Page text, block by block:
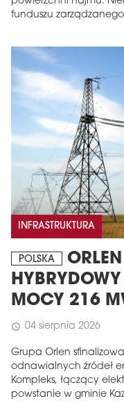
funduszu
INFRASTRUKTURA
POLSKA
MOCY 216
schedule 04 sierpnia 2026
Grupa Orlen
odnawialnych źródeł
Kompleks, łączący
powstanie w gminie
MAGAZYN
Wydanie 6
CZERWIEC 2026
Więcej